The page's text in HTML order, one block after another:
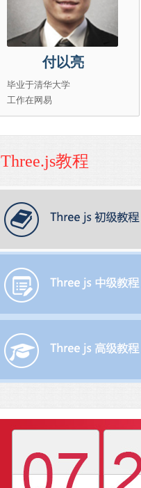
付以亮
毕业于清华大学
工作在网易
Three.js教程